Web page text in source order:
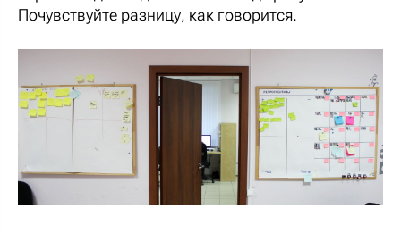
Почувствуйте разницу, как говорится.